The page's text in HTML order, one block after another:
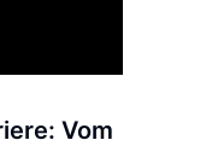
Vom